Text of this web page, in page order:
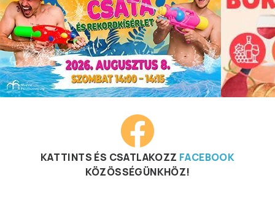
KATTINTS ÉS CSATLAKOZZ FACEBOOK
KÖZÖSSÉGÜNKHÖZ!